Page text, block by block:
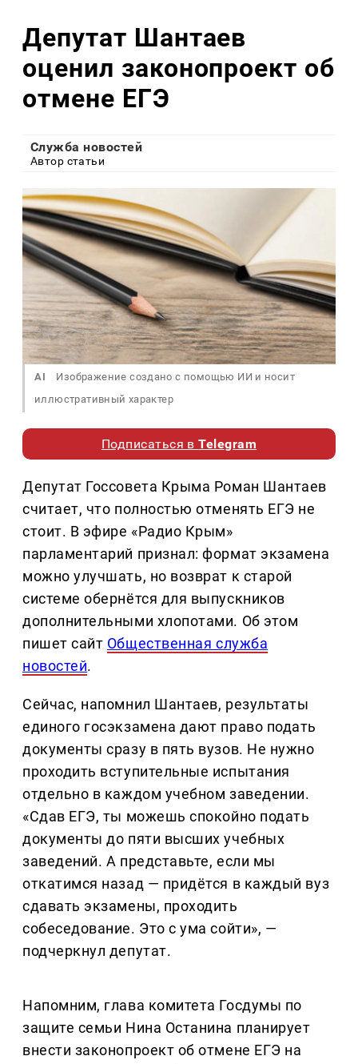
Депутат Шантаев
оценил законопроект об
отмене ЕГЭ
Служба новостей
Автор статьи
AI
Изображение создано с помощью ИИ и носит
иллюстративный характер
Подписаться вTelegram
Депутат Госсовета Крыма Роман Шантаев
считает, что полностью отменять ЕГЭ не
стоит. В эфире «Радио Крым»
парламентарий признал: формат экзамена
можно улучшать, но возврат к старой
системе обернётся для выпускников
дополнительными хлопотами. Об этом
пишет сайт Общественная служба
новостей.
Сейчас, напомнил Шантаев, результаты
единого госэкзамена дают право подать
документы сразу в пять вузов. Не нужно
проходить вступительные испытания
отдельно в каждом учебном заведении.
«Сдав ЕГЭ, ты можешь спокойно подать
документы до пяти высших учебных
заведений. А представьте, если мы
откатимся назад — придётся в каждый вуз
сдавать экзамены, проходить
собеседование. Это с ума сойти», —
подчеркнул депутат.
Напомним, глава комитета Госдумы по
защите семьи Нина Останина планирует
внести законопроект об отмене ЕГЭ на